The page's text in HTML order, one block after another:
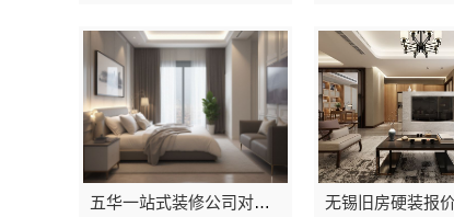
五华一站式装修公司对比：云南至高新型建材有限公司口碑与实力兼具